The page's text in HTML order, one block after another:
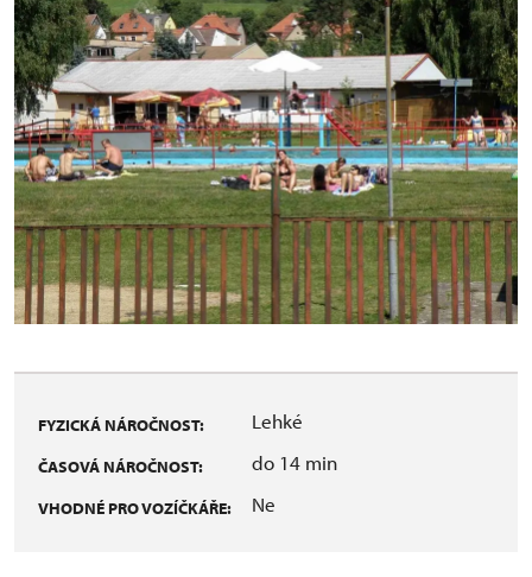
FYZICKÁ NÁROČNOST: Lehké
ČASOVÁ NÁROČNOST: do 14 min
VHODNÉ PRO VOZÍČKÁŘE: Ne